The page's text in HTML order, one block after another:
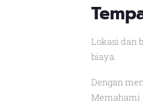
Lokasi dan
biaya.
Dengan
Memahami